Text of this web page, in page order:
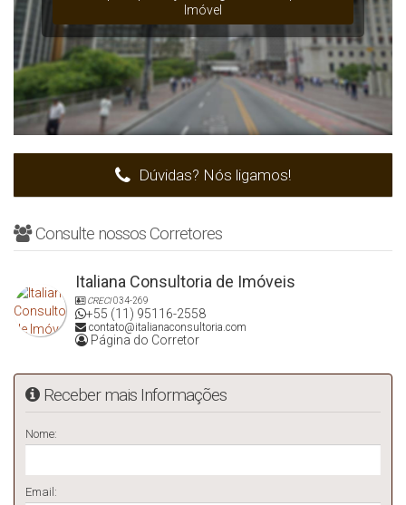
Imóvel
Dúvidas? Nós ligamos!
Consulte nossos Corretores
Italiana Consultoria de Imóveis
CRECI034-269
+55 (11) 95116-2558
contato@italianaconsultoria.com
Página do Corretor
Receber mais Informações
Nome:
Email: